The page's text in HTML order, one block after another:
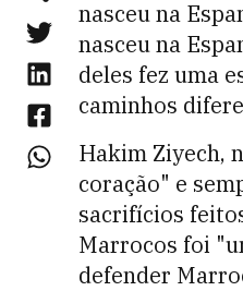
nasceu na
nasceu na
deles fez uma
caminhos
Hakim Ziyech,
coração" e
sacrifícios
Marrocos foi
defender